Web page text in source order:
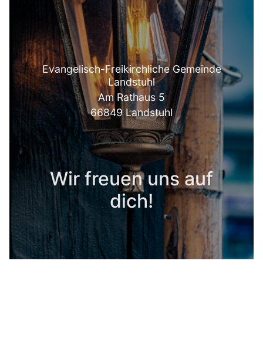
Evangelisch-Freikirchliche Gemeinde
Landstuhl
Am Rathaus 5
66849 Landstuhl
Wir freuen uns auf
dich!